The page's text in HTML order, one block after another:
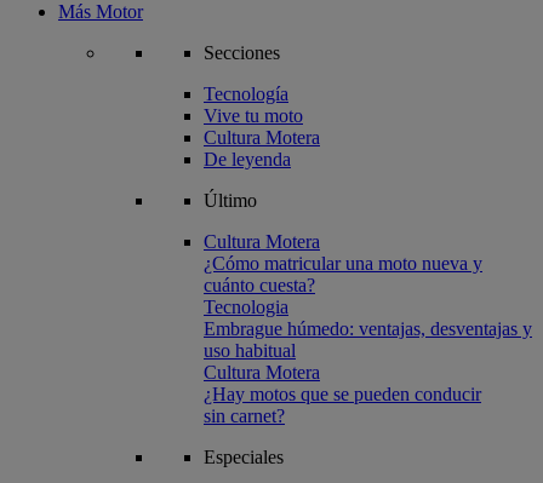
Más Motor
Secciones
Tecnología
Vive tu moto
Cultura Motera
De leyenda
Último
Cultura Motera
¿Cómo matricular una moto nueva y
cuánto cuesta?
Tecnologia
Embrague húmedo: ventajas, desventajas y
uso habitual
Cultura Motera
¿Hay motos que se pueden conducir
sin carnet?
Especiales